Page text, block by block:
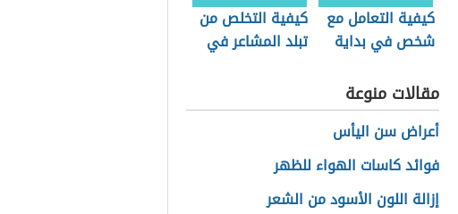
كيفية التعامل مع
شخص في بداية
كيفية التخلص من
تبلد المشاعر في
مقالات منوعة
أعراض سن اليأس
فوائد كاسات الهواء للظهر
إزالة اللون الأسود من الشعر